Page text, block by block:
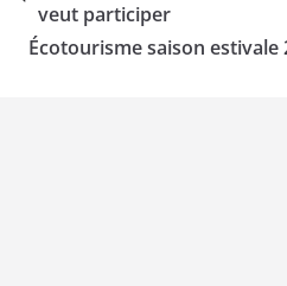
veut participer
Écotourisme saison estivale